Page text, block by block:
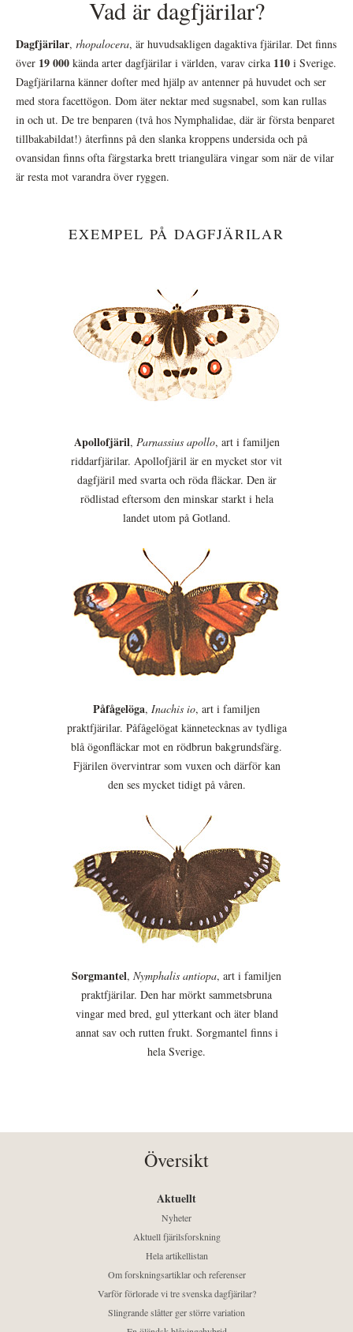
Vad är dagfjärilar?
Dagfjärilar, rhopalocera, är huvudsakligen dagaktiva fjärilar. Det finns
över 19 000 kända arter dagfjärilar i världen, varav cirka 110 i Sverige.
Dagfjärilarna känner dofter med hjälp av antenner på huvudet och ser
med stora facettögon. Dom äter nektar med sugsnabel, som kan rullas
in och ut. De tre benparen (två hos Nymphalidae, där är första benparet
tillbakabildat!) återfinns på den slanka kroppens undersida och på
ovansidan finns ofta färgstarka brett triangulära vingar som när de vilar
är resta mot varandra över ryggen.
EXEMPEL PÅ DAGFJÄRILAR
Apollofjäril, Parnassius apollo, art i familjen
riddarfjärilar. Apollofjäril är en mycket stor vit
dagfjäril med svarta och röda fläckar. Den är
rödlistad eftersom den minskar starkt i hela
landet utom på Gotland.
Påfågelöga, Inachis io, art i familjen
praktfjärilar. Påfågelögat kännetecknas av tydliga
blå ögonfläckar mot en rödbrun bakgrundsfärg.
Fjärilen övervintrar som vuxen och därför kan
den ses mycket tidigt på våren.
Sorgmantel, Nymphalis antiopa, art i familjen
praktfjärilar. Den har mörkt sammetsbruna
vingar med bred, gul ytterkant och äter bland
annat sav och rutten frukt. Sorgmantel finns i
hela Sverige.
Översikt
Aktuellt
Nyheter
Aktuell fjärilsforskning
Hela artikellistan
Om forskningsartiklar och referenser
Varför förlorade vi tre svenska dagfjärilar?
Slingrande slåtter ger större variation